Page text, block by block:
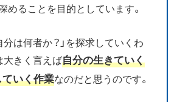
めることを目的としています。
分は何者か？」を探求していくわ
大きく言えば自分の生きていく
いく作業なのだと思うのです。